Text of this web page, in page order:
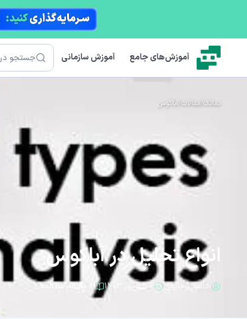
آموزش‌های جامع آموزش سازمانی جستجو
نماتک/مقالات/آباکوس
انواع تحلیل در آباکوس
حانیه برمایون ۶ شهریور ۱۴۰۳ ۴ دقیقه مطالعه